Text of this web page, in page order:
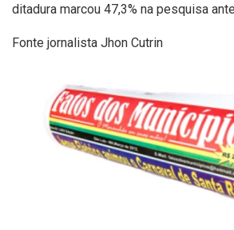
ditadura marcou 47,3% na pesquisa
Fonte jornalista Jhon Cutrin